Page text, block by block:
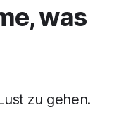
was
zu gehen.